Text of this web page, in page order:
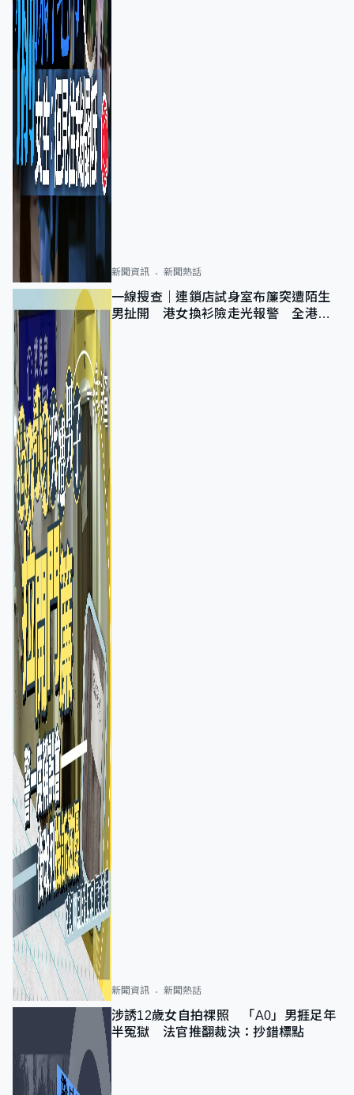
新聞資訊 新聞熱話
一線搜查｜連鎖店試身室布簾突遭陌生
男扯開 港女換衫險走光報警 全港分
新聞資訊 新聞熱話
涉誘12歲女自拍祼照 「A0」男捱足年
半冤獄 法官推翻裁決：抄錯標點